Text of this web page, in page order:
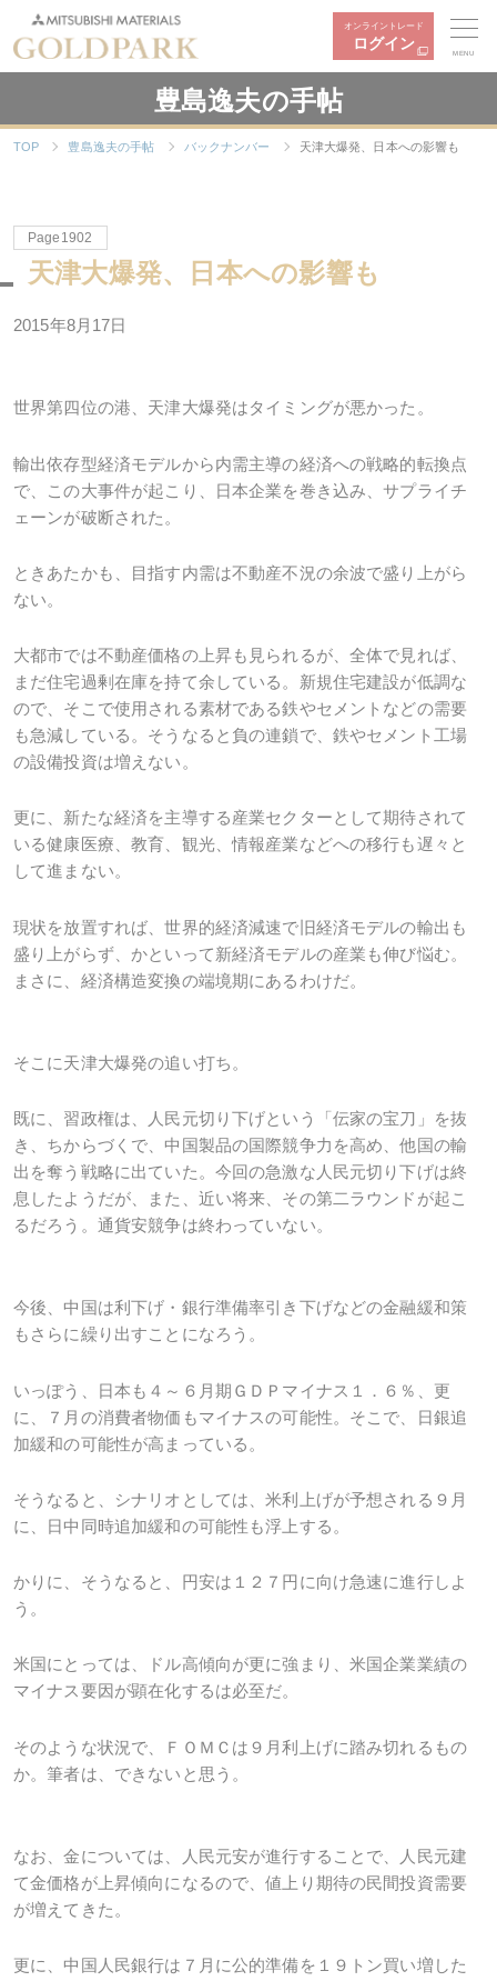
オンライントレード
ログイン
MENU
豊島逸夫の手帖
TOP 豊島逸夫の手帖 バックナンバー 天津大爆発、日本への影響も
Page1902
天津大爆発、日本への影響も
2015年8月17日
世界第四位の港、天津大爆発はタイミングが悪かった。
輸出依存型経済モデルから内需主導の経済への戦略的転換点
で、この大事件が起こり、日本企業を巻き込み、サプライチ
ェーンが破断された。
ときあたかも、目指す内需は不動産不況の余波で盛り上がら
ない。
大都市では不動産価格の上昇も見られるが、全体で見れば、
まだ住宅過剰在庫を持て余している。新規住宅建設が低調な
ので、そこで使用される素材である鉄やセメントなどの需要
も急減している。そうなると負の連鎖で、鉄やセメント工場
の設備投資は増えない。
更に、新たな経済を主導する産業セクターとして期待されて
いる健康医療、教育、観光、情報産業などへの移行も遅々と
して進まない。
現状を放置すれば、世界的経済減速で旧経済モデルの輸出も
盛り上がらず、かといって新経済モデルの産業も伸び悩む。
まさに、経済構造変換の端境期にあるわけだ。
そこに天津大爆発の追い打ち。
既に、習政権は、人民元切り下げという「伝家の宝刀」を抜
き、ちからづくで、中国製品の国際競争力を高め、他国の輸
出を奪う戦略に出ていた。今回の急激な人民元切り下げは終
息したようだが、また、近い将来、その第二ラウンドが起こ
るだろう。通貨安競争は終わっていない。
今後、中国は利下げ・銀行準備率引き下げなどの金融緩和策
もさらに繰り出すことになろう。
いっぽう、日本も４～６月期ＧＤＰマイナス１．６％、更
に、７月の消費者物価もマイナスの可能性。そこで、日銀追
加緩和の可能性が高まっている。
そうなると、シナリオとしては、米利上げが予想される９月
に、日中同時追加緩和の可能性も浮上する。
かりに、そうなると、円安は１２７円に向け急速に進行しよ
う。
米国にとっては、ドル高傾向が更に強まり、米国企業業績の
マイナス要因が顕在化するは必至だ。
そのような状況で、ＦＯＭＣは９月利上げに踏み切れるもの
か。筆者は、できないと思う。
なお、金については、人民元安が進行することで、人民元建
て金価格が上昇傾向になるので、値上り期待の民間投資需要
が増えてきた。
更に、中国人民銀行は７月に公的準備を１９トン買い増した